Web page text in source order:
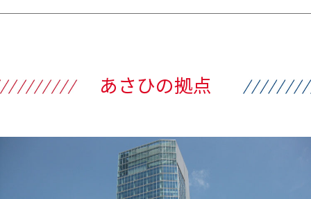
あさひの拠点